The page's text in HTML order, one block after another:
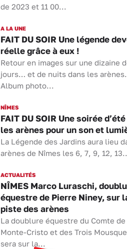
de 2023 et 11 00...
A LA UNE
FAIT DU SOIR Une légende
réelle grâce à eux !
Retour en images sur une dizaine
jours… et de nuits dans les arènes.
Album photo...
NÎMES
FAIT DU SOIR Une soirée
les arènes pour un son et
La Légende des Jardins aura lieu
arènes de Nîmes les 6, 7, 9, 12,
ACTUALITÉS
NÎMES Marco Luraschi,
équestre de Pierre Niney, sur
piste des arènes
La doublure équestre du Comte de
Monte-Cristo et des Trois
sera sur la...